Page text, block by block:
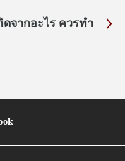
จากอะไร ควรทำ